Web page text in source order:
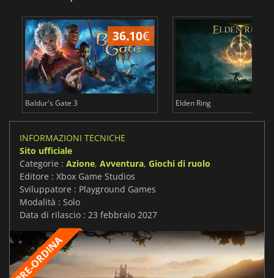
36.10€
Baldur's Gate 3 Elden Ring
INFORMAZIONI TECNICHE
Sito ufficiale
Categorie : Azione, Avventura, Giochi di ruolo
Editore : Xbox Game Studios
Sviluppatore : Playground Games
Modalità : Solo
Data di rilascio : 23 febbraio 2027